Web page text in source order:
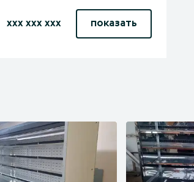
xxx xxx xxx показать